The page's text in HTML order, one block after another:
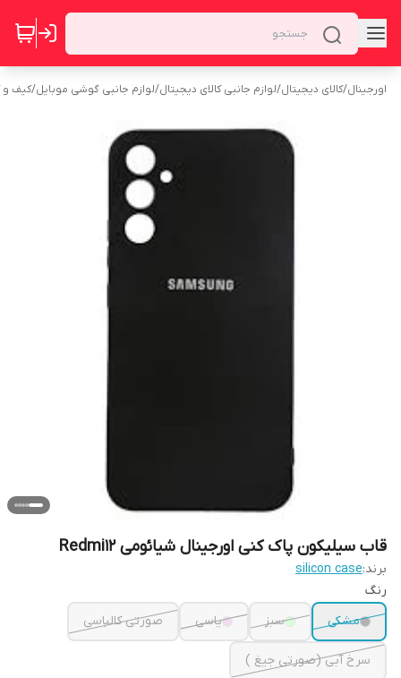
اورجینال/کالای دیجیتال/لوازم جانبی کالای دیجیتال/لوازم جانبی گوشی موبایل/کیف و
قاب سیلیکون پاک کنی اورجینال شیائومی Redmi12
برند:silicon case
رنگ
مشکی
سبز یاسی صورتی کالباسی
سرخ آبی (صورتی جیغ )